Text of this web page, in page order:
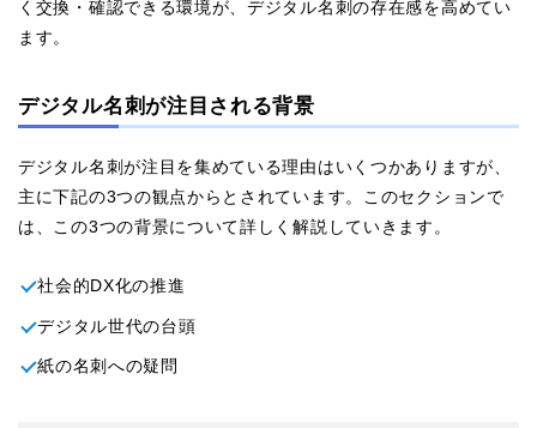
く交換・確認できる環境が、デジタル名刺の存在感を高めてい
ます。
デジタル名刺が注目される背景
デジタル名刺が注目を集めている理由はいくつかありますが、
主に下記の3つの観点からとされています。このセクションで
は、この3つの背景について詳しく解説していきます。
社会的DX化の推進
デジタル世代の台頭
紙の名刺への疑問